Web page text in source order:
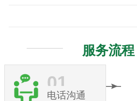
服务流程
01
电话沟通